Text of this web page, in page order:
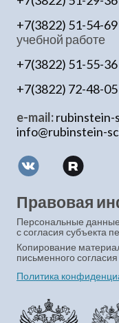
+7(3822) 51-54-69
учебной работе
+7(3822) 51-55-36
+7(3822) 72-48-05
e-mail:rubinstein-
info@rubinstein-
Правовая
Персональные
с согласия субъекта
Копирование
письменного
Политика